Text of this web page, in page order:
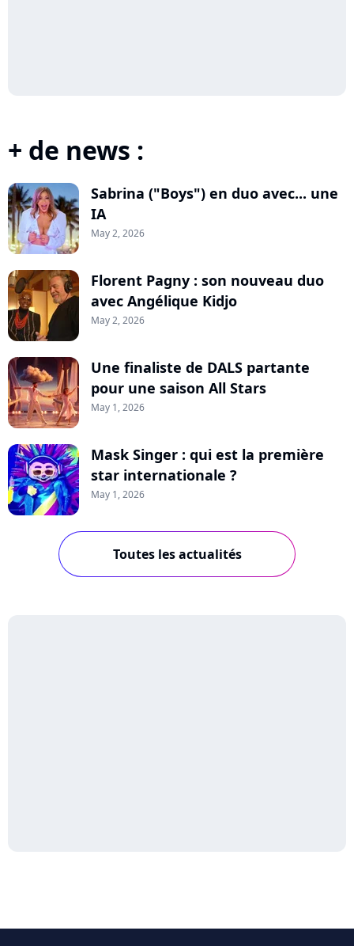
+ de news :
Sabrina ("Boys") en duo avec... une
IA
May 2, 2026
Florent Pagny : son nouveau duo
avec Angélique Kidjo
May 2, 2026
Une finaliste de DALS partante
pour une saison All Stars
May 1, 2026
Mask Singer : qui est la première
star internationale ?
May 1, 2026
Toutes les actualités